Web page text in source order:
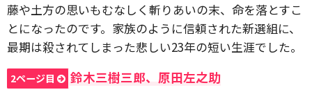
藤や土方の思いもむなしく斬りあいの末、命を落とすこ
とになったのです。家族のように信頼された新選組に、
最期は殺されてしまった悲しい23年の短い生涯でした。
2ページ目 鈴木三樹三郎、原田左之助